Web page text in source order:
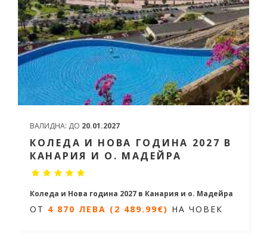
ВАЛИДНА: ДО 20.01.2027
КОЛЕДА И НОВА ГОДИНА 2027 В
КАНАРИЯ И О. МАДЕЙРА
Коледа и Нова година 2027 в Канария и о. Мадейра
12 нощувки/ 13 дни
ОТ 4 870 ЛЕВА (2 489.99€) НА ЧОВЕК